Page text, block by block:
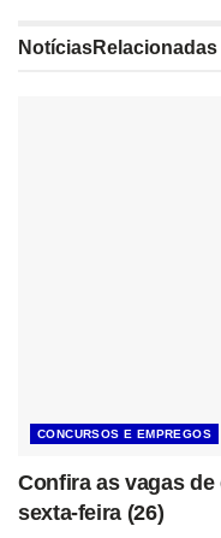
NotíciasRelacionadas
CONCURSOS E EMPREGOS
Confira as vagas
sexta-feira (26)